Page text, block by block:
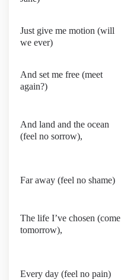
Just give me motion (will
we ever)
And set me free (meet
again?)
And land and the ocean
(feel no sorrow),
Far away (feel no shame)
The life I’ve chosen (come
tomorrow),
Every day (feel no pain)